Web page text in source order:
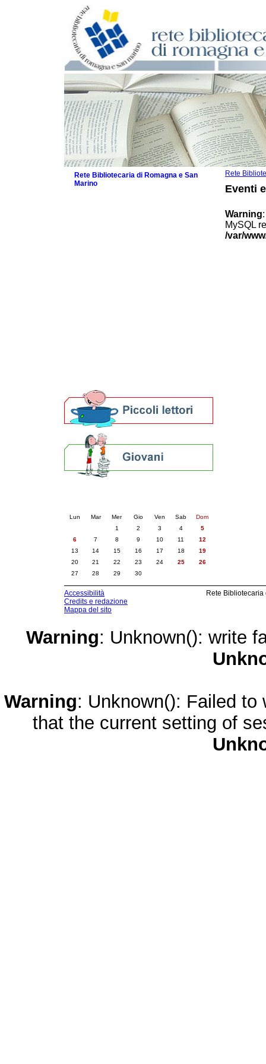
Rete
Eventi
Warning
MySQL
/var/
Rete Bibliotecaria di Romagna e San
Marino
Lun Mar Mer Gio Ven Sab
Dom
1
2 3 4
5
6
7 8 9 10 11
12
13
14 15 16 17 18
19
20
21 22 23 24 25
26
27
28 29 30
Accessibilità
Credits e redazione
Mappa del sito
Rete
Warning: Unknown(): write
Warning: Unknown(): Failed
that the current setting of